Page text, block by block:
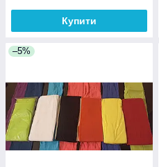
Купити
–5%